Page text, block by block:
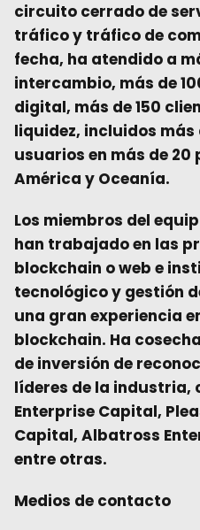
circuito cerrado de
tráfico y tráfico de
fecha, ha atendido a
intercambio, más de
digital, más de 150
liquidez, incluidos más
usuarios en más de 20
América y Oceanía.
Los miembros del
han trabajado en las
blockchain o web e
tecnológico y gestión
una gran experiencia
blockchain. Ha
de inversión de
líderes de la industria,
Enterprise Capital,
Capital, Albatross
entre otras.
Medios de contacto